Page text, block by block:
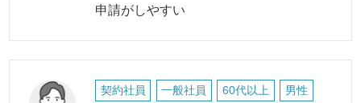
申請がしやすい
契約社員 一般社員 60代以上 男性